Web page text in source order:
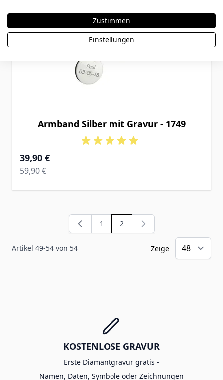
Armband Silber mit Gravur - 1749
Ab
39,90 €
Regular Price
59,90 €
Artikel 49-54 von 54
Seite
1 Sie lesen gerade die Seite
2
Zeige
KOSTENLOSE GRAVUR
Erste Diamantgravur gratis -
Namen, Daten, Symbole oder Zeichnungen
Zustimmen
Einstellungen